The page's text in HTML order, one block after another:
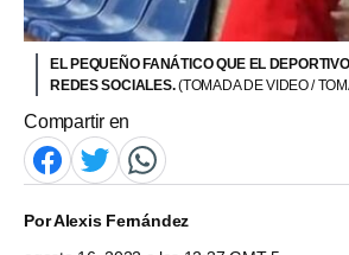
EL PEQUEÑO FANÁTICO QUE EL
REDES SOCIALES.(TOMADA DE VIDEO /
Compartir en
PorAlexis Fernández